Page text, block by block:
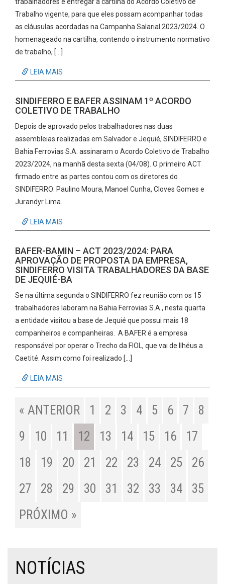
Trabalho vigente, para que eles possam acompanhar todas
as cláusulas acordadas na Campanha Salarial 2023/2024. O
homenageado na cartilha, contendo o instrumento normativo
de trabalho, […]
LEIA MAIS
SINDIFERRO E BAFER ASSINAM 1º ACORDO
COLETIVO DE TRABALHO
Depois de aprovado pelos trabalhadores nas duas
assembleias realizadas em Salvador e Jequié, SINDIFERRO e
Bahia Ferrovias S.A. assinaram o Acordo Coletivo de Trabalho
2023/2024, na manhã desta sexta (04/08). O primeiro ACT
firmado entre as partes contou com os diretores do
SINDIFERRO: Paulino Moura, Manoel Cunha, Cloves Gomes e
Jurandyr Lima.
LEIA MAIS
BAFER-BAMIN – ACT 2023/2024: PARA
APROVAÇÃO DE PROPOSTA DA EMPRESA,
SINDIFERRO VISITA TRABALHADORES DA BASE
DE JEQUIÉ-BA
Se na última segunda o SINDIFERRO fez reunião com os 15
trabalhadores laboram na Bahia Ferrovias S.A., nesta quarta
a entidade visitou a base de Jequié que possui mais 18
companheiros e companheiras. A BAFER é a empresa
responsável por operar o Trecho da FIOL, que vai de Ilhéus a
Caetité. Assim como foi realizado […]
LEIA MAIS
« ANTERIOR 1 2 3 4 5 6 7
8
9
10 11 12 13 14 15 16
17
18
19 20 21 22 23 24 25
26
27
28 29 30 31 32 33 34
35
PRÓXIMO »
NOTÍCIAS